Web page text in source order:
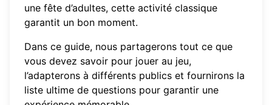
une fête d’adultes, cette activité classique
garantit un bon moment.
Dans ce guide, nous partagerons tout ce que
vous devez savoir pour jouer au jeu,
l’adapterons à différents publics et fournirons la
liste ultime de questions pour garantir une